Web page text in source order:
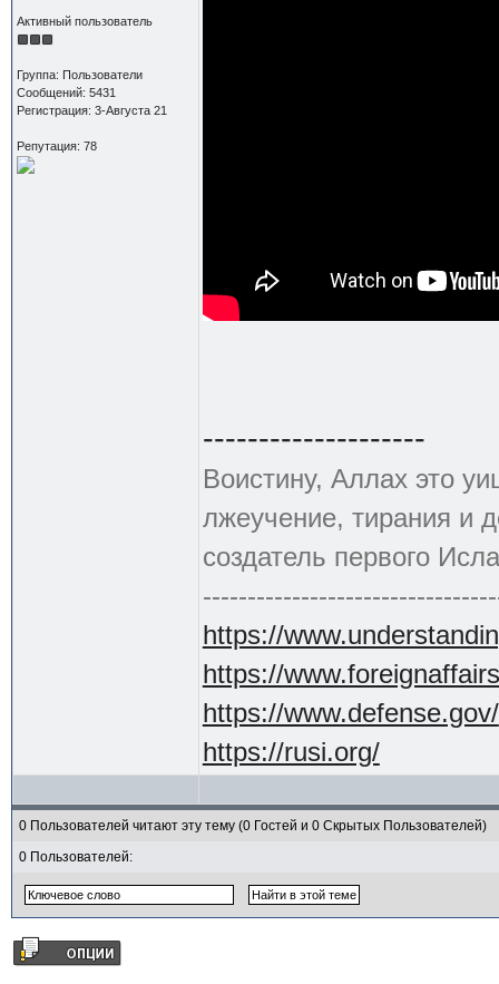
Активный пользователь
Группа: Пользователи
Сообщений: 5431
Регистрация: 3-Августа 21
Репутация: 78
--------------------
Воистину, Аллах это
лжеучение, тирания и
создатель первого
https://
https://
https://www.defense.gov/
https://rusi.org/
0 Пользователей читают эту тему (0 Гостей и 0 Скрытых Пользователей)
0 Пользователей: